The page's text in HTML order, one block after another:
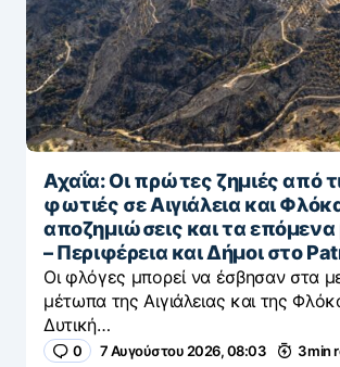
Αχαΐα: Οι πρώτες ζημιές από
φωτιές σε Αιγιάλεια και
αποζημιώσεις και τα
– Περιφέρεια και Δήμοι στο
Οι φλόγες μπορεί να έσβησαν στα
μέτωπα της Αιγιάλειας και της
Δυτική…
0 7 Αυγούστου 2026, 08:03 3 min